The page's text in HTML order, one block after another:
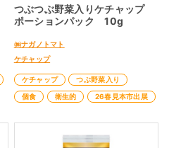
つぶつぶ野菜入りケチャップ
ポーションパック 10g
㈱ナガノトマト
ケチャップ
ケチャップ
つぶ野菜入り
個食
衛生的 26春見本市出展